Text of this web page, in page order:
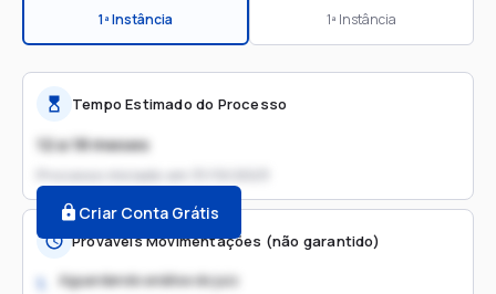
1ª Instância 1ª Instância
Tempo Estimado do Processo
12 a 18 meses
Processo iniciado em
Criar Conta Grátis
Prováveis Movimentações (não garantido)
1. Aguardando análise do juiz